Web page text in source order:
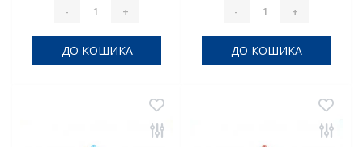
- +
ДО КОШИКА
- +
ДО КОШИКА